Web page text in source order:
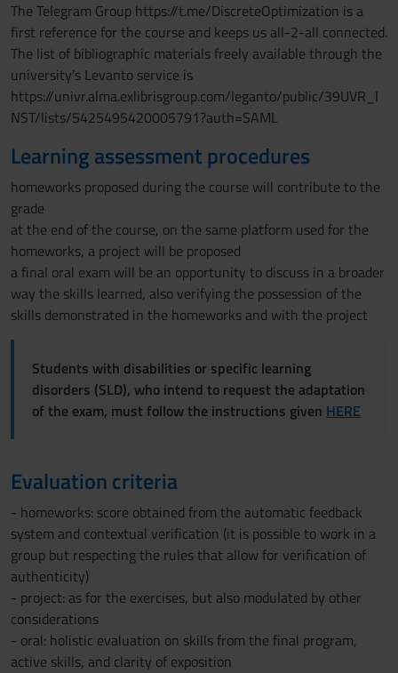
The Telegram Group https://t.me/DiscreteOptimization is a
first reference for the course and keeps us all-2-all connected.
The list of bibliographic materials freely available through the
university's Levanto service is
https://univr.alma.exlibrisgroup.com/leganto/public/39UVR_I
NST/lists/5425495420005791?auth=SAML
Learning assessment procedures
homeworks proposed during the course will contribute to the
grade
at the end of the course, on the same platform used for the
homeworks, a project will be proposed
a final oral exam will be an opportunity to discuss in a broader
way the skills learned, also verifying the possession of the
skills demonstrated in the homeworks and with the project
Students with disabilities or specific learning
disorders (SLD), who intend to request the adaptation
of the exam, must follow the instructions given HERE
Evaluation criteria
- homeworks: score obtained from the automatic feedback
system and contextual verification (it is possible to work in a
group but respecting the rules that allow for verification of
authenticity)
- project: as for the exercises, but also modulated by other
considerations
- oral: holistic evaluation on skills from the final program,
active skills, and clarity of exposition